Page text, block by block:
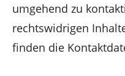
umgehend zu
rechtswidrigen
finden die